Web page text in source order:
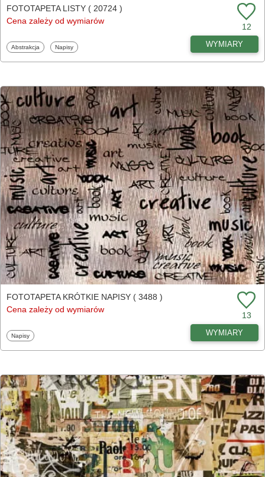
FOTOTAPETA LISTY ( 20724 )
Cena zależy od wymiarów
12
Fototapety
Abstrakcja Fototapety
Napisy WYMIARY
FOTOTAPETA KRÓTKIE NAPISY ( 3488 )
Cena zależy od wymiarów
13
Fototapety
Napisy WYMIARY